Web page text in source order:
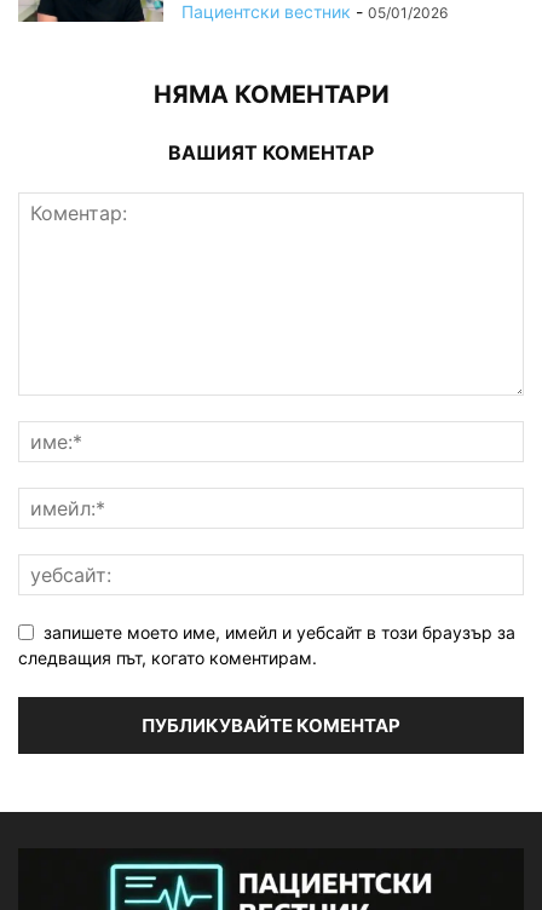
Пациентски вестник - 05/01/2026
НЯМА КОМЕНТАРИ
ВАШИЯТ КОМЕНТАР
запишете моето име, имейл и уебсайт в този браузър за
следващия път, когато коментирам.